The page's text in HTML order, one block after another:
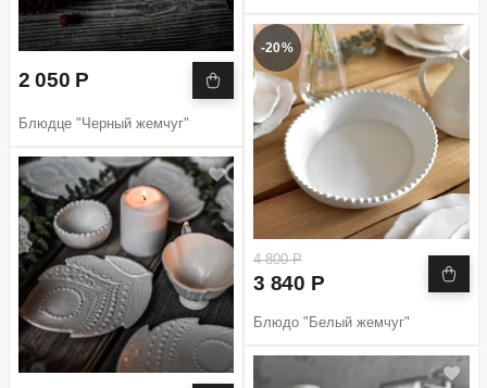
2 050 Р
Блюдце "Черный жемчуг"
-20%
4 800 Р
3 840 Р
Блюдо "Белый жемчуг"